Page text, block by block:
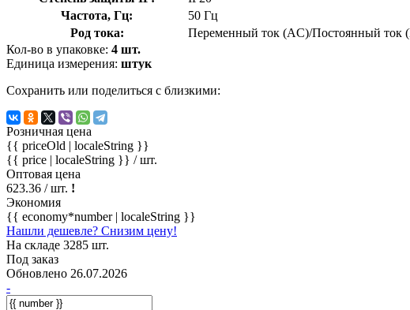
Частота, Гц:
50 Гц
Род тока:
Переменный ток (AC)/Постоянный ток
Кол-во в упаковке: 4 шт.
Единица измерения: штук
Сохранить или поделиться с близкими:
Розничная цена
{{ priceOld | localeString }}
{{ price | localeString }} / шт.
Оптовая цена
623.36 / шт. !
Экономия
{{ economy*number | localeString }}
Нашли дешевле? Снизим цену!
На складе 3285 шт.
Под заказ
Обновлено 26.07.2026
-